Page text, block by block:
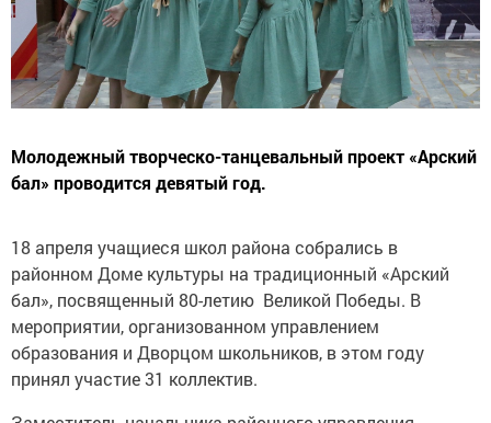
Молодежный творческо-танцевальный проект «Арский
бал» проводится девятый год.
18 апреля учащиеся школ района собрались в
районном Доме культуры на традиционный «Арский
бал», посвященный 80-летию Великой Победы. В
мероприятии, организованном управлением
образования и Дворцом школьников, в этом году
принял участие 31 коллектив.
Заместитель начальника районного управления